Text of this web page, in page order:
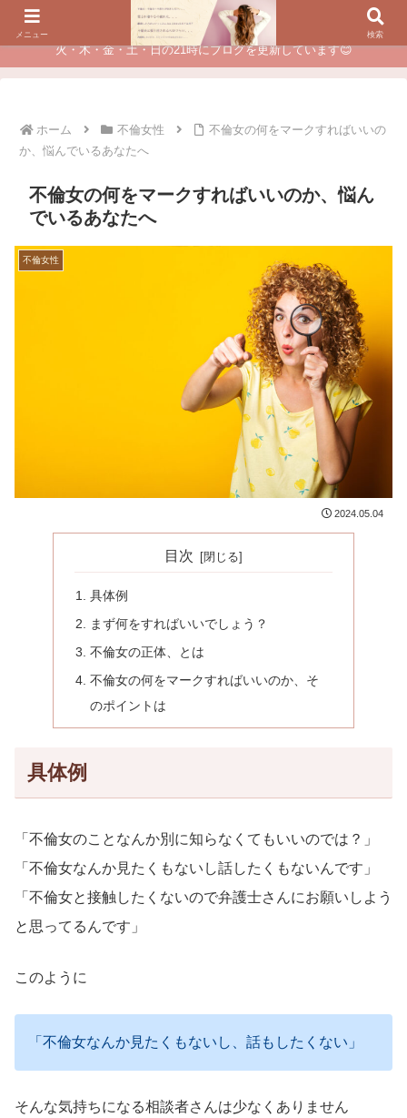
夫に不倫されたつらい経験が、あなたのチャンスに変わるカウンセリング
火・木・金・土・日の21時にブログを更新しています😊
ホーム 不倫女性
不倫女の何をマークすればいいの
か、悩んでいるあなたへ
不倫女の何をマークすればいいのか、悩ん
でいるあなたへ
不倫女性
2024.05.04
目次
具体例
まず何をすればいいでしょう？
不倫女の正体、とは
不倫女の何をマークすればいいのか、そ
のポイントは
具体例
「不倫女のことなんか別に知らなくてもいいのでは？」
「不倫女なんか見たくもないし話したくもないんです」
「不倫女と接触したくないので弁護士さんにお願いしよう
と思ってるんです」
このように
「不倫女なんか見たくもないし、話もしたくない」
そんな気持ちになる相談者さんは少なくありません
メニュー 検索